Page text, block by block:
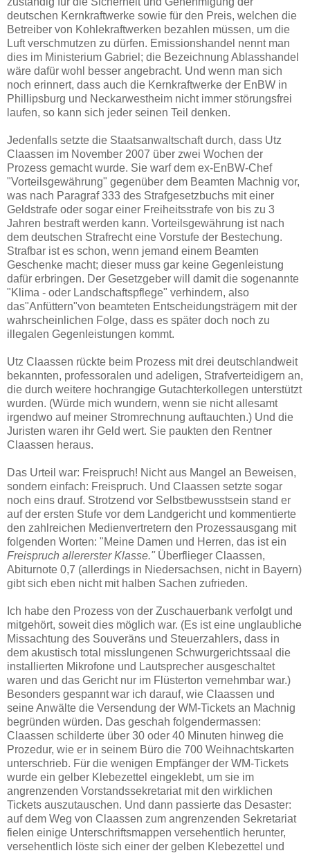
deutschen Kernkraftwerke sowie für den Preis, welchen die
Betreiber von Kohlekraftwerken bezahlen müssen, um die
Luft verschmutzen zu dürfen. Emissionshandel nennt man
dies im Ministerium Gabriel; die Bezeichnung Ablasshandel
wäre dafür wohl besser angebracht. Und wenn man sich
noch erinnert, dass auch die Kernkraftwerke der EnBW in
Phillipsburg und Neckarwestheim nicht immer störungsfrei
laufen, so kann sich jeder seinen Teil denken.
Jedenfalls setzte die Staatsanwaltschaft durch, dass Utz
Claassen im November 2007 über zwei Wochen der
Prozess gemacht wurde. Sie warf dem ex-EnBW-Chef
"Vorteilsgewährung" gegenüber dem Beamten Machnig vor,
was nach Paragraf 333 des Strafgesetzbuchs mit einer
Geldstrafe oder sogar einer Freiheitsstrafe von bis zu 3
Jahren bestraft werden kann. Vorteilsgewährung ist nach
dem deutschen Strafrecht eine Vorstufe der Bestechung.
Strafbar ist es schon, wenn jemand einem Beamten
Geschenke macht; dieser muss gar keine Gegenleistung
dafür erbringen. Der Gesetzgeber will damit die sogenannte
"Klima - oder Landschaftspflege" verhindern, also
das"Anfüttern"von beamteten Entscheidungsträgern mit der
wahrscheinlichen Folge, dass es später doch noch zu
illegalen Gegenleistungen kommt.
Utz Claassen rückte beim Prozess mit drei deutschlandweit
bekannten, professoralen und adeligen, Strafverteidigern an,
die durch weitere hochrangige Gutachterkollegen unterstützt
wurden. (Würde mich wundern, wenn sie nicht allesamt
irgendwo auf meiner Stromrechnung auftauchten.) Und die
Juristen waren ihr Geld wert. Sie paukten den Rentner
Claassen heraus.
Das Urteil war: Freispruch! Nicht aus Mangel an Beweisen,
sondern einfach: Freispruch. Und Claassen setzte sogar
noch eins drauf. Strotzend vor Selbstbewusstsein stand er
auf der ersten Stufe vor dem Landgericht und kommentierte
den zahlreichen Medienvertretern den Prozessausgang mit
folgenden Worten: "Meine Damen und Herren, das ist ein
Freispruch allererster Klasse." Überflieger Claassen,
Abiturnote 0,7 (allerdings in Niedersachsen, nicht in Bayern)
gibt sich eben nicht mit halben Sachen zufrieden.
Ich habe den Prozess von der Zuschauerbank verfolgt und
mitgehört, soweit dies möglich war. (Es ist eine unglaubliche
Missachtung des Souveräns und Steuerzahlers, dass in
dem akustisch total misslungenen Schwurgerichtssaal die
installierten Mikrofone und Lautsprecher ausgeschaltet
waren und das Gericht nur im Flüsterton vernehmbar war.)
Besonders gespannt war ich darauf, wie Claassen und
seine Anwälte die Versendung der WM-Tickets an Machnig
begründen würden. Das geschah folgendermassen:
Claassen schilderte über 30 oder 40 Minuten hinweg die
Prozedur, wie er in seinem Büro die 700 Weihnachtskarten
unterschrieb. Für die wenigen Empfänger der WM-Tickets
wurde ein gelber Klebezettel eingeklebt, um sie im
angrenzenden Vorstandssekretariat mit den wirklichen
Tickets auszutauschen. Und dann passierte das Desaster:
auf dem Weg von Claassen zum angrenzenden Sekretariat
fielen einige Unterschriftsmappen versehentlich herunter,
versehentlich löste sich einer der gelben Klebezettel und